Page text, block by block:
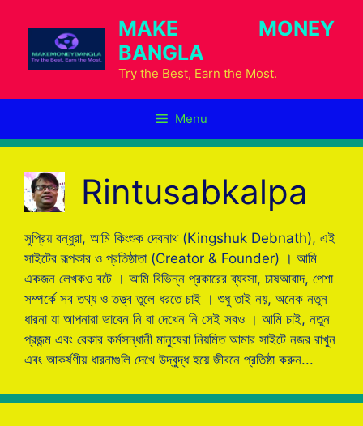
content
MAKE MONEY
BANGLA
Try the Best, Earn the Most.
Menu
Rintusabkalpa
সুপ্রিয় বন্ধুরা, আমি কিংশুক দেবনাথ (Kingshuk Debnath), এই
সাইটের রূপকার ও প্রতিষ্ঠাতা (Creator & Founder) । আমি
একজন লেখকও বটে । আমি বিভিন্ন প্রকারের ব্যবসা, চাষআবাদ, পেশা
সম্পর্কে সব তথ্য ও তত্ত্ব তুলে ধরতে চাই । শুধু তাই নয়, অনেক নতুন
ধারনা যা আপনারা ভাবেন নি বা দেখেন নি সেই সবও । আমি চাই, নতুন
প্রজন্ম এবং বেকার কর্মসন্ধানী মানুষেরা নিয়মিত আমার সাইটে নজর রাখুন
এবং আকর্ষণীয় ধারনাগুলি দেখে উদ্বুদ্ধ হয়ে জীবনে প্রতিষ্ঠা করুন...